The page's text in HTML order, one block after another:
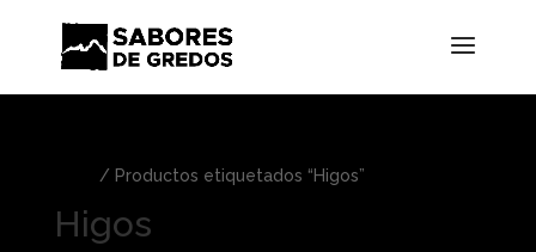
/ Productos etiquetados “Higos”
Higos